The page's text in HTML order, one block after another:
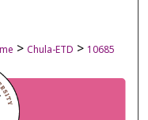
> Chula-ETD > 10685